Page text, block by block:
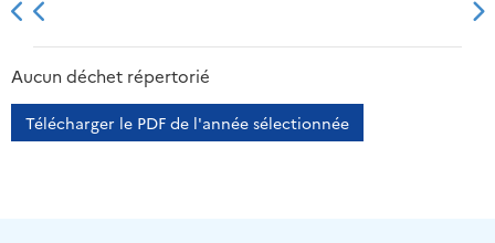
2013 2014
Aucun déchet répertorié
Télécharger le PDF de l'année sélectionnée